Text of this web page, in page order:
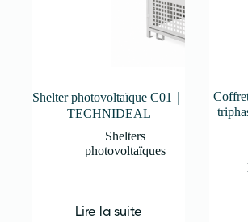
Shelter photovoltaïque C01｜
TECHNIDEAL
Shelters
photovoltaïques
Lire la suite